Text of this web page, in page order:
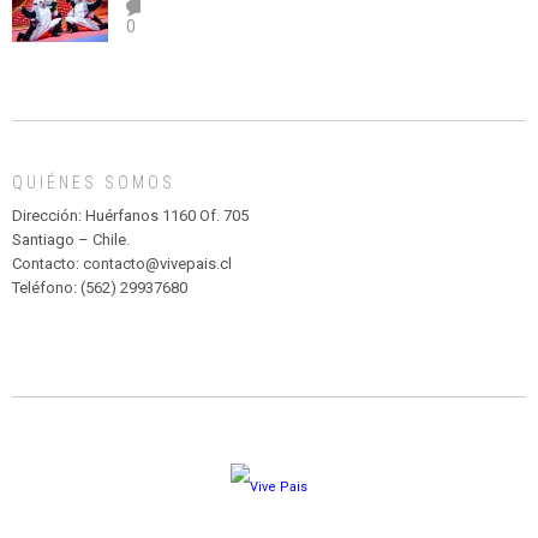
el
abuso”
TEATRO
Y
MADAGASCAR
PARQUE
HURATDO
0
QUIÉNES SOMOS
Dirección: Huérfanos 1160 Of. 705
Santiago – Chile.
Contacto: contacto@vivepais.cl
Teléfono: (562) 29937680